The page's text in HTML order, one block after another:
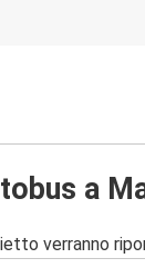
a
verranno